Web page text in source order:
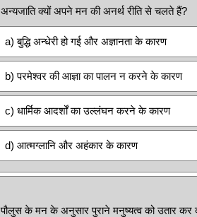
अन्यजाति क्यों अपने मन की अनर्थ रीति से चलते हैं?
a) बुद्धि अन्धेरी हो गई और अज्ञानता के कारण
b) परमेश्वर की आज्ञा का पालन न करने के कारण
c) धार्मिक आदर्शों का उल्लंघन करने के कारण
d) आत्मग्लानि और अहंकार के कारण
पौलुस के मन के अनुसार पुराने मनुष्यत्व को उतार कर